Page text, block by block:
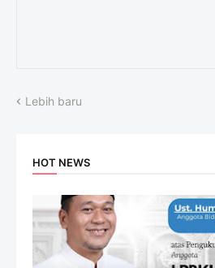
Lebih baru
HOT NEWS